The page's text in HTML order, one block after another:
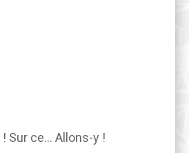
! Sur ce… Allons-y !